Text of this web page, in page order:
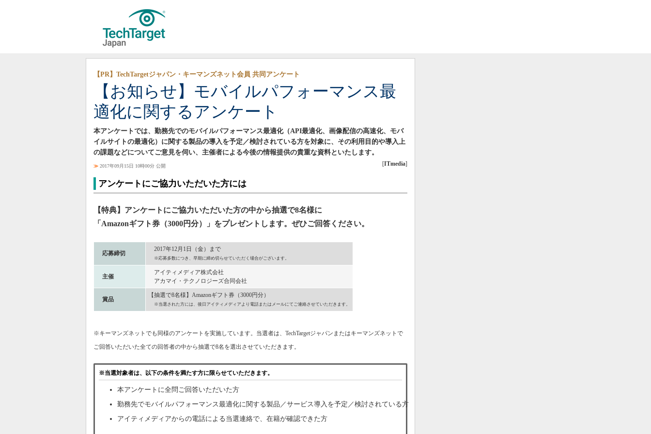
【お知らせ】モバイルパフォーマンス最
適化に関するアンケート
【PR】TechTargetジャパン・キーマンズネット会員 共同アンケート
本アンケートでは、勤務先でのモバイルパフォーマンス最適化（API最適化、画像配信の高速化、モバ
イルサイトの最適化）に関する製品の導入を予定／検討されている方を対象に、その利用目的や導入上
の課題などについてご意見を伺い、主催者による今後の情報提供の貴重な資料といたします。
≫ 2017年09月15日 10時00分 公開 [ITmedia]
アンケートにご協力いただいた方には
【特典】アンケートにご協力いただいた方の中から抽選で8名様に
「Amazonギフト券（3000円分）」をプレゼントします。ぜひご回答ください。
応募締切
2017年12月1日（金）まで
※応募多数につき、早期に締め切らせていただく場合がございます。
主催
アイティメディア株式会社
アカマイ・テクノロジーズ合同会社
賞品
【抽選で8名様】Amazonギフト券（3000円分）
※当選された方には、後日アイティメディアより電話またはメールにてご連絡させていただきます。
※キーマンズネットでも同様のアンケートを実施しています。当選者は、TechTargetジャパンまたはキーマンズネットで
ご回答いただいた全ての回答者の中から抽選で8名を選出させていただきます。
※当選対象者は、以下の条件を満たす方に限らせていただきます。
本アンケートに全問ご回答いただいた方
勤務先でモバイルパフォーマンス最適化に関する製品／サービス導入を予定／検討されている方
アイティメディアからの電話による当選連絡で、在籍が確認できた方